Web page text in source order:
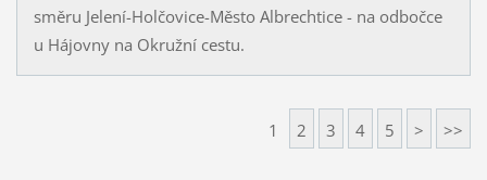
směru Jelení-Holčovice-Město Albrechtice - na odbočce
u Hájovny na Okružní cestu.
1 2 3 4 5 > >>